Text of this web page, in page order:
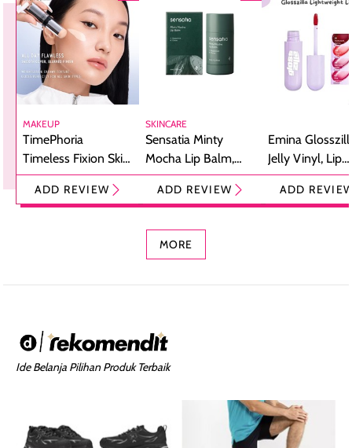
MAKEUP
TimePhoria
Timeless Fixion Skin
Tint Stick,
Foundation dan
ADD REVIEW
SKINCARE
Sensatia Minty
Mocha Lip Balm,
Pelembap Bibir
dengan Aroma
ADD REVIEW
Emina
Jelly Vinyl, Lip
Cream Glossy
Ringan
ADD
MORE
Ide Belanja Pilihan Produk Terbaik